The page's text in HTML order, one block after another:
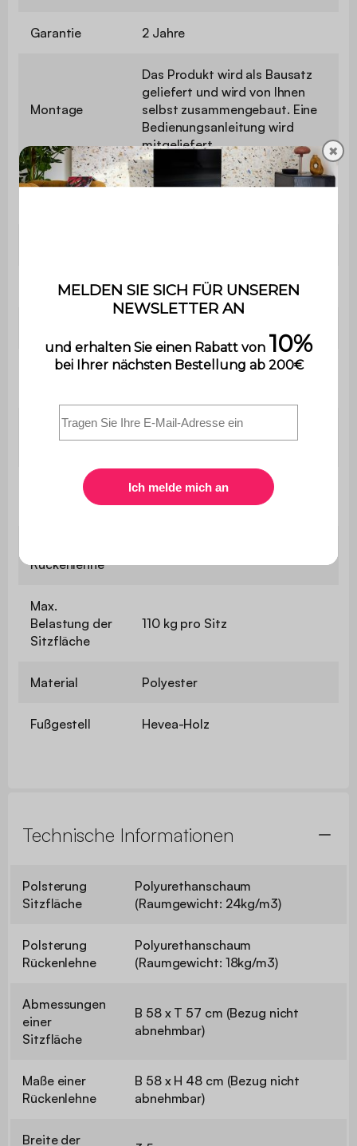
Garantie 2 Jahre
Montage
Das Produkt wird als Bausatz
geliefert und wird von Ihnen
selbst zusammengebaut. Eine
Bedienungsanleitung wird
mitgeliefert.
Anzahl der
Sessel L 65 x T 80 x H 79 cm (13 kg)
Höhe der
Dicke der
Sitzfläche
19 cm
Abmessungen
B 54 x H 32 cm (Bezug
abnehmbar)
Rückenlehne
Max.
Belastung der
Sitzfläche
110 kg pro Sitz
Material Polyester
Fußgestell Hevea-Holz
Technische Informationen
Polsterung
Sitzfläche
Polyurethanschaum
(Raumgewicht: 24kg/m3)
Polsterung
Rückenlehne
Polyurethanschaum
(Raumgewicht: 18kg/m3)
Abmessungen
einer
Sitzfläche
B 58 x T 57 cm (Bezug nicht
abnehmbar)
Maße einer
Rückenlehne
B 58 x H 48 cm (Bezug nicht
abnehmbar)
Breite der
✖